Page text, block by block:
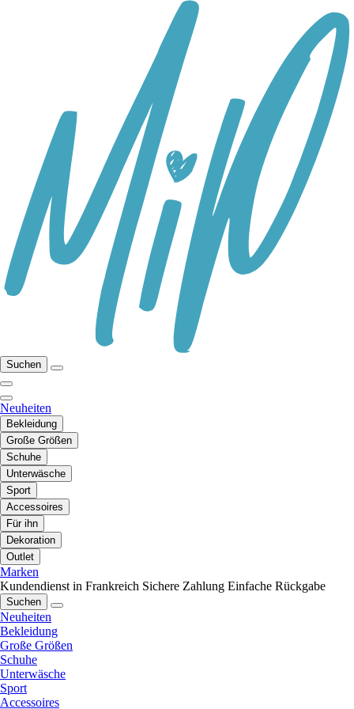
Suchen
Neuheiten
Bekleidung
Große Größen
Schuhe
Unterwäsche
Sport
Accessoires
Für ihn
Dekoration
Outlet
Marken
Kundendienst in Frankreich Sichere Zahlung Einfache Rückgabe
Suchen
Neuheiten
Bekleidung
Große Größen
Schuhe
Unterwäsche
Sport
Accessoires